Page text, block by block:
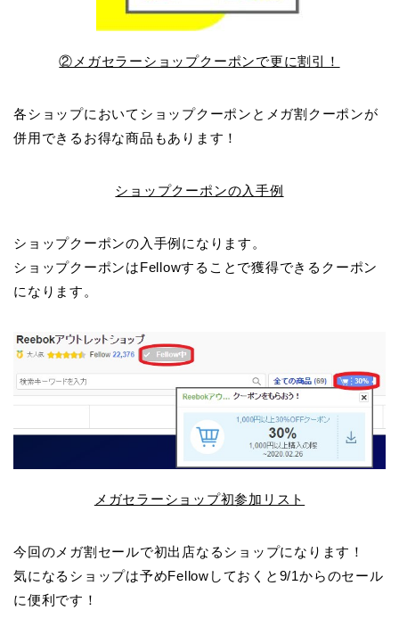
②メガセラーショップクーポンで更に割引！
各ショップにおいてショップクーポンとメガ割クーポンが
併用できるお得な商品もあります！
ショップクーポンの入手例
ショップクーポンの入手例になります。
ショップクーポンはFellowすることで獲得できるクーポン
になります。
メガセラーショップ初参加リスト
今回のメガ割セールで初出店なるショップになります！
気になるショップは予めFellowしておくと9/1からのセール
に便利です！